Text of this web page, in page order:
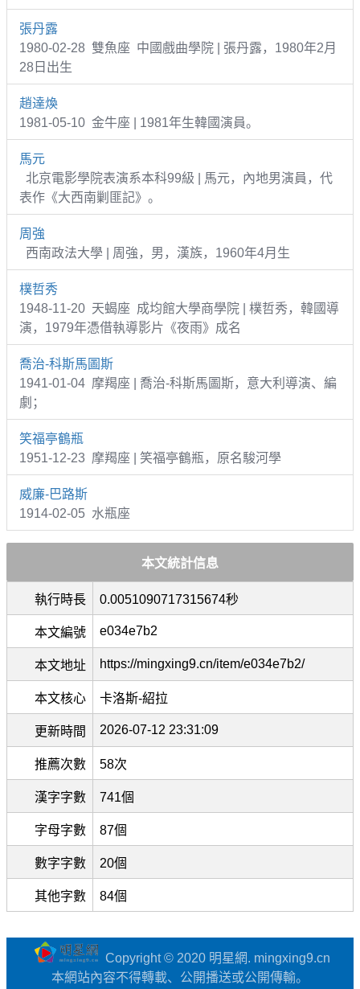
張丹露
1980-02-28 雙魚座 中國戲曲學院 | 張丹露，1980年2月
28日出生
趙達煥
1981-05-10 金牛座 | 1981年生韓國演員。
馬元
北京電影學院表演系本科99級 | 馬元，內地男演員，代
表作《大西南剿匪記》。
周強
西南政法大學 | 周強，男，漢族，1960年4月生
樸哲秀
1948-11-20 天蝎座 成均館大學商學院 | 樸哲秀，韓國導
演，1979年憑借執導影片《夜雨》成名
喬治-科斯馬圖斯
1941-01-04 摩羯座 | 喬治-科斯馬圖斯，意大利導演、編
劇；
笑福亭鶴瓶
1951-12-23 摩羯座 | 笑福亭鶴瓶，原名駿河學
威廉-巴路斯
1914-02-05 水瓶座
本文統計信息
執行時長 0.0051090717315674秒
本文編號 e034e7b2
本文地址 https://mingxing9.cn/item/e034e7b2/
本文核心 卡洛斯-紹拉
更新時間 2026-07-12 23:31:09
推薦次數 58次
漢字字數 741個
字母字數 87個
數字字數 20個
其他字數 84個
Copyright © 2020 明星網. mingxing9.cn
本網站內容不得轉載、公開播送或公開傳輸。